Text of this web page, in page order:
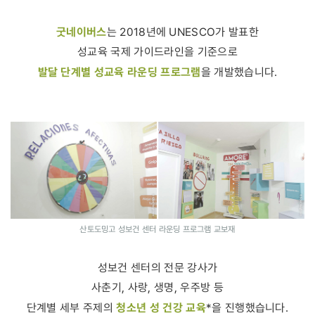
굿네이버스는 2018년에 UNESCO가 발표한
성교육 국제 가이드라인을 기준으로
발달 단계별 성교육 라운딩 프로그램을 개발했습니다.
산토도밍고 성보건 센터 라운딩 프로그램 교보재
성보건 센터의 전문 강사가
사춘기, 사랑, 생명, 우주방 등
단계별 세부 주제의청소년 성 건강 교육*을 진행했습니다.